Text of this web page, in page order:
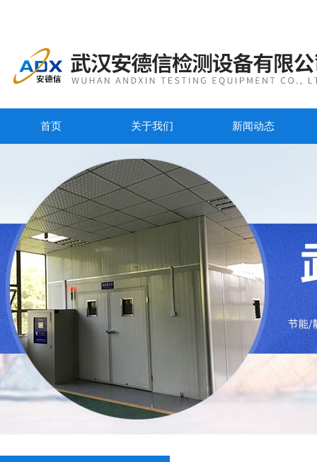
首页 关于我们 新闻动态